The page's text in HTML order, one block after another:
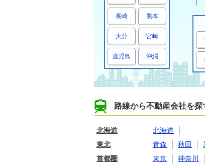
長崎 熊本
大分 宮崎
鹿児島 沖縄
路線から不動産会社を探
北海道
北海道
東北
青森 秋田
首都圏
東京 神奈川